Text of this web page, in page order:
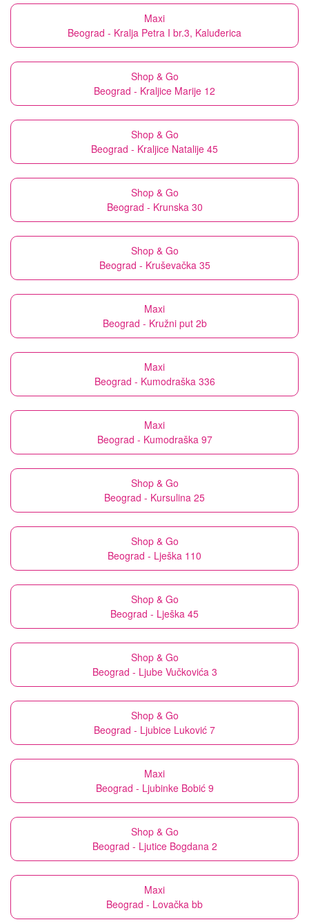
Maxi
Beograd - Kralja Petra I br.3, Kaluđerica
Shop & Go
Beograd - Kraljice Marije 12
Shop & Go
Beograd - Kraljice Natalije 45
Shop & Go
Beograd - Krunska 30
Shop & Go
Beograd - Kruševačka 35
Maxi
Beograd - Kružni put 2b
Maxi
Beograd - Kumodraška 336
Maxi
Beograd - Kumodraška 97
Shop & Go
Beograd - Kursulina 25
Shop & Go
Beograd - Lješka 110
Shop & Go
Beograd - Lješka 45
Shop & Go
Beograd - Ljube Vučkovića 3
Shop & Go
Beograd - Ljubice Luković 7
Maxi
Beograd - Ljubinke Bobić 9
Shop & Go
Beograd - Ljutice Bogdana 2
Maxi
Beograd - Lovačka bb